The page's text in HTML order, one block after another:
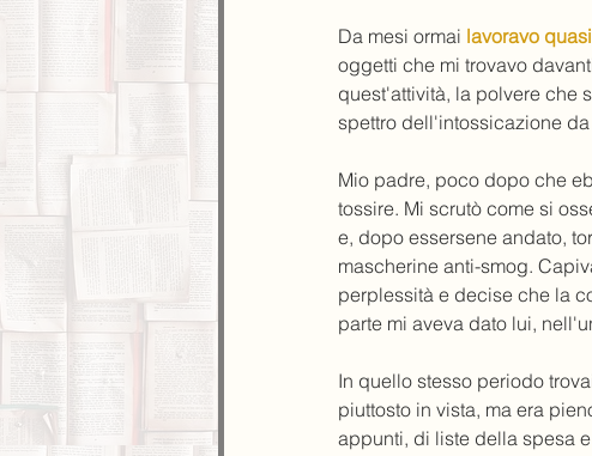
Da mesi ormai lavoravo
oggetti che mi trovavo
quest'attività, la polvere che
spettro dell'intossicazione
Mio padre, poco dopo che
tossire. Mi scrutò come si
e, dopo essersene andato,
mascherine anti-smog.
perplessità e decise che la
parte mi aveva dato lui,
In quello stesso periodo
piuttosto in vista, ma era
appunti, di liste della spesa